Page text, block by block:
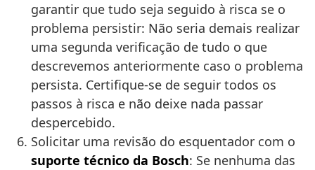
garantir que tudo seja seguido à risca se o
problema persistir: Não seria demais realizar
uma segunda verificação de tudo o que
descrevemos anteriormente caso o problema
persista. Certifique-se de seguir todos os
passos à risca e não deixe nada passar
despercebido.
Solicitar uma revisão do esquentador com o
suporte técnico da Bosch: Se nenhuma das